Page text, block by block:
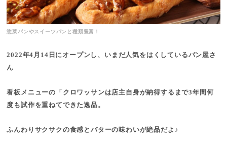
惣菜パンやスイーツパンと種類豊富！
2022年4月14日にオープンし、いまだ人気をはくしているパン屋さ
ん
看板メニューの「クロワッサンは店主自身が納得するまで3年間何
度も試作を重ねてできた逸品。
ふんわりサクサクの食感とバターの味わいが絶品だよ♪